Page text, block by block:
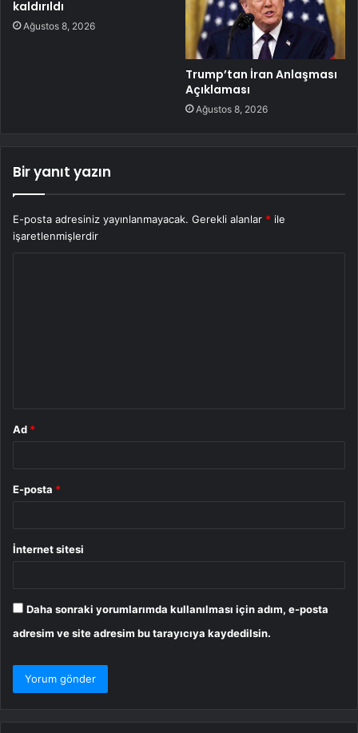
kaldırıldı
Ağustos 8, 2026
Trump’tan İran Anlaşması
Açıklaması
Ağustos 8, 2026
Bir yanıt yazın
E-posta adresiniz yayınlanmayacak. Gerekli alanlar * ile
işaretlenmişlerdir
Ad *
E-posta *
İnternet sitesi
Daha sonraki yorumlarımda kullanılması için adım, e-posta
adresim ve site adresim bu tarayıcıya kaydedilsin.